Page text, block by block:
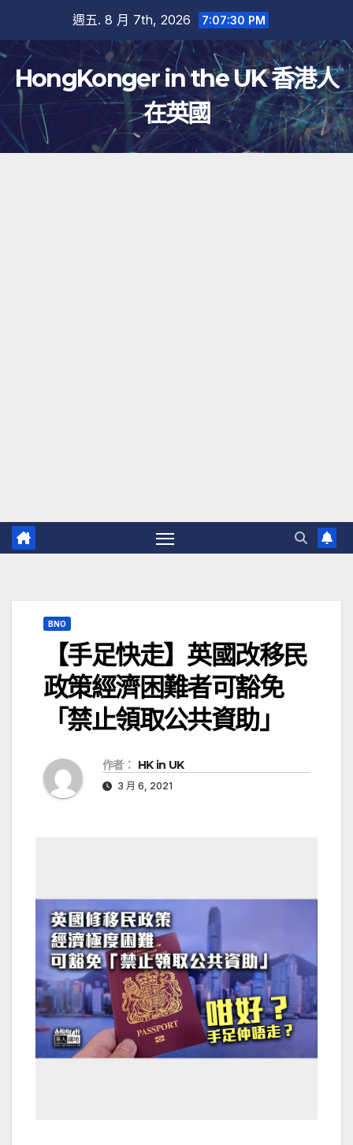
內
容
週五. 8 月 7th, 2026 7:07:31 PM
HongKonger in the UK 香港人
在英國
BNO
【手足快走】英國改移民
政策經濟困難者可豁免
「禁止領取公共資助」
作者： HK in UK
3 月 6, 2021